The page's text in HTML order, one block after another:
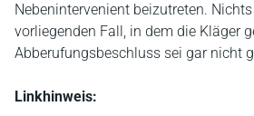
Nebenintervenient beizutreten.
vorliegenden Fall, in dem die Kläger
Abberufungsbeschluss sei gar nicht
Linkhinweis: